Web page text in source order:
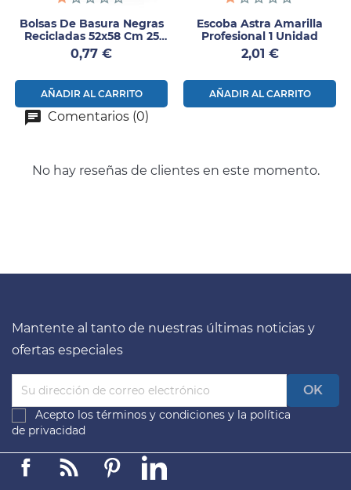
Bolsas De Basura Negras
Recicladas 52x58 Cm 25
Uds | Uso Doméstico
Precio
0,77 €
AÑADIR AL CARRITO
Escoba Astra Amarilla
Profesional 1 Unidad
Precio
2,01 €
AÑADIR AL CARRITO
Comentarios (0)
No hay reseñas de clientes en este momento.
Mantente al tanto de nuestras últimas noticias y
ofertas especiales
Acepto los términos y condiciones y la política
de privacidad
FacebookLinkedinPinterest